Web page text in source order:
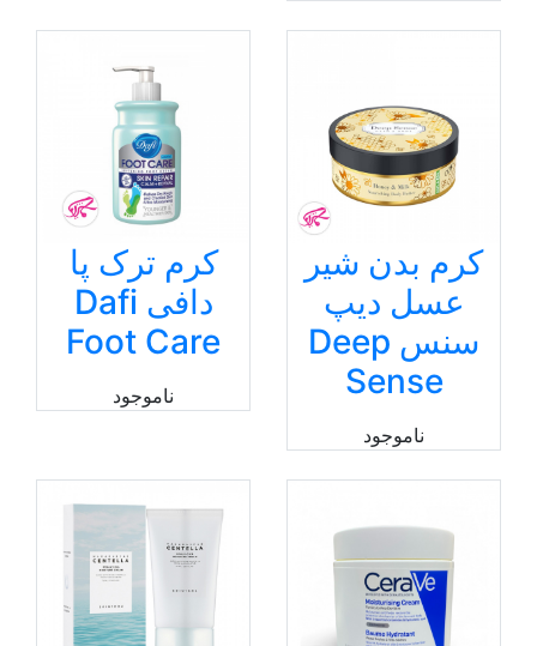
کرم بدن شیر
عسل دیپ
سنس Deep
Sense
ناموجود
کرم ترک پا
دافی Dafi
Foot Care
ناموجود